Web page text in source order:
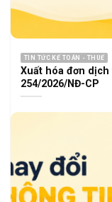
TIN TỨC KẾ TOÁN - THUẾ
Xuất hóa đơn
254/2026/NĐ-CP